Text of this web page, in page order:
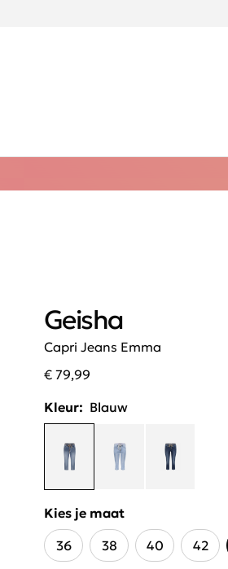
Capri Jeans Emma
Geisha
€ 79,99
Kleur: Blauw
Kies je maat
36
38 40 42